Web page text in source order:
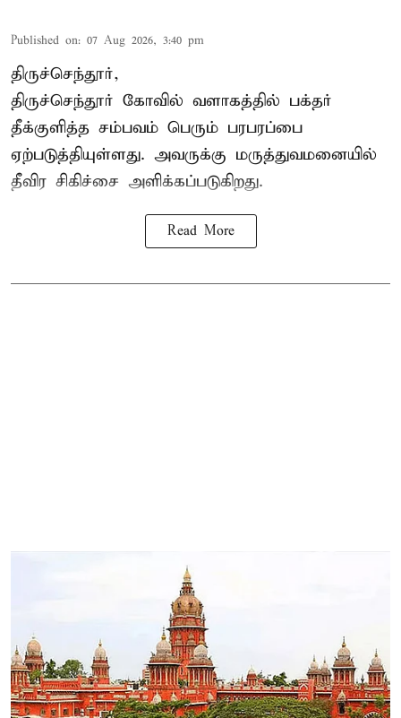
Published on: 07 Aug 2026, 3:40 pm
திருச்செந்தூர்,
திருச்செந்தூர் கோவில் வளாகத்தில் பக்தர்
தீக்குளித்த சம்பவம் பெரும் பரபரப்பை
ஏற்படுத்தியுள்ளது. அவருக்கு மருத்துவமனையில்
தீவிர சிகிச்சை அளிக்கப்படுகிறது.
Read More